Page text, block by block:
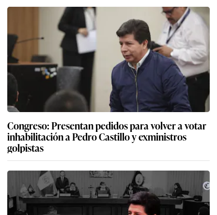
Congreso: Presentan pedidos para volver a votar
inhabilitación a Pedro Castillo y exministros
golpistas